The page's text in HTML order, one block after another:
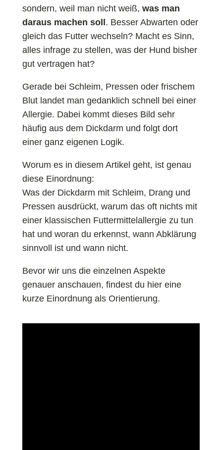
sondern, weil man nicht weiß, was man
daraus machen soll . Besser Abwarten oder
gleich das Futter wechseln? Macht es Sinn,
alles infrage zu stellen, was der Hund bisher
gut vertragen hat?
Gerade bei Schleim, Pressen oder frischem
Blut landet man gedanklich schnell bei einer
Allergie. Dabei kommt dieses Bild sehr
häufig aus dem Dickdarm und folgt dort
einer ganz eigenen Logik.
Worum es in diesem Artikel geht, ist genau
diese Einordnung:
Was der Dickdarm mit Schleim, Drang und
Pressen ausdrückt, warum das oft nichts mit
einer klassischen Futtermittelallergie zu tun
hat und woran du erkennst, wann Abklärung
sinnvoll ist und wann nicht.
Bevor wir uns die einzelnen Aspekte
genauer anschauen, findest du hier eine
kurze Einordnung als Orientierung.